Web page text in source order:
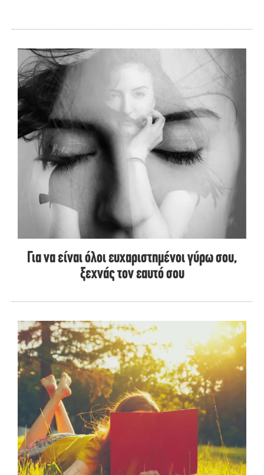
Για να είναι όλοι ευχαριστημένοι γύρω σου,
ξεχνάς τον εαυτό σου